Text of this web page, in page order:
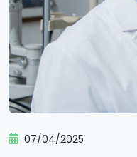
07/04/2025